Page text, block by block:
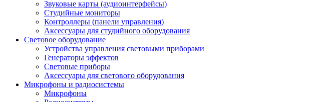
Звуковые карты (аудиоинтерфейсы)
Студийные мониторы
Контроллеры (панели управления)
Аксессуары для студийного оборудования
Световое оборудование
Устройства управления световыми приборами
Генераторы эффектов
Световые приборы
Аксессуары для светового оборудования
Микрофоны и радиосистемы
Микрофоны